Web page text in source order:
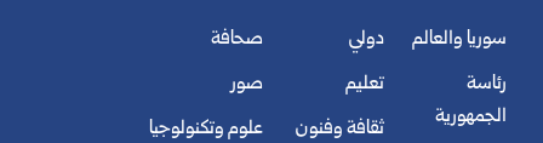
سوريا والعالم
رئاسة
الجمهورية
دولي
تعليم
ثقافة وفنون
صحافة
صور
علوم وتكنولوجيا